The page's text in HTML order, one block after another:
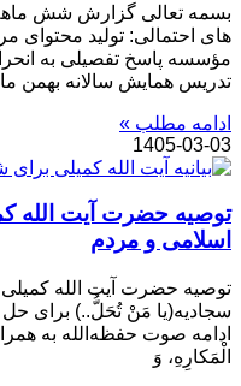
های احتمالی: تولید
مؤسسه پاسخ تفصیلی به
تدریس همایش سالانه بهمن
ادامه مطلب »
1405-03-03
توصیه حضرت آیت الله
اسلامی و مردم
توصیه حضرت آیت الله
سجادیه(یا مَنْ تُحَلُّ..) برای
ادامه صوت حفظه‌الله به
الْمَکارِهِ، وَ